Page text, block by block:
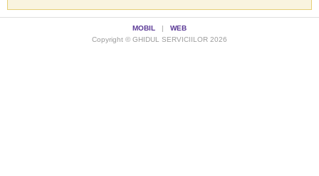
MOBIL | WEB
Copyright © GHIDUL SERVICIILOR 2026